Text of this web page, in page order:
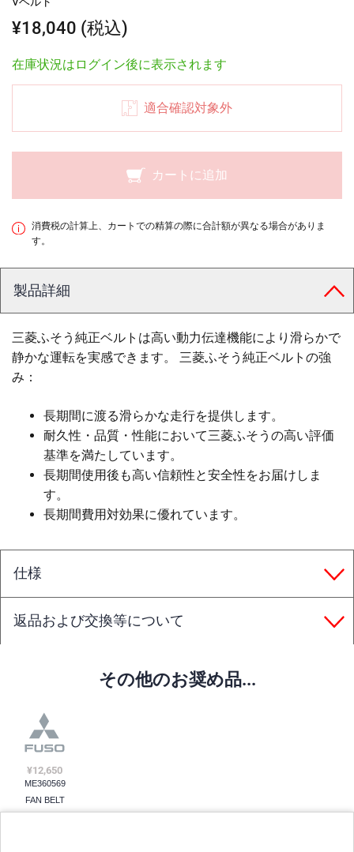
¥18,040 (税込)
在庫状況はログイン後に表示されます
適合確認対象外
カートに追加
消費税の計算上、カートでの精算の際に合計額が異なる場合がありま
す。
製品詳細
三菱ふそう純正ベルトは高い動力伝達機能により滑らかで
静かな運転を実感できます。 三菱ふそう純正ベルトの強
み：
長期間に渡る滑らかな走行を提供します。
耐久性・品質・性能において三菱ふそうの高い評価
基準を満たしています。
長期間使用後も高い信頼性と安全性をお届けしま
す。
長期間費用対効果に優れています。
仕様
返品および交換等について
その他のお奨め品...
¥12,650
ME360569
FAN BELT